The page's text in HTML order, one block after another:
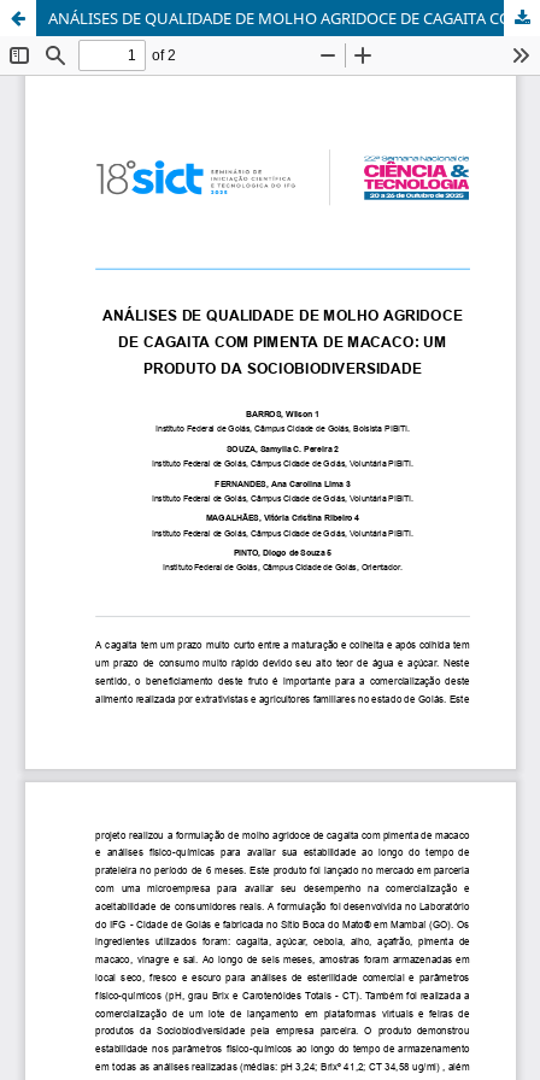
ANÁLISES DE QUALIDADE DE MOLHO AGRIDOCE DE CAGAITA COM PIMENTA DE MACACO: UM PRODUTO DA SOCIOBIODIVERSIDADE